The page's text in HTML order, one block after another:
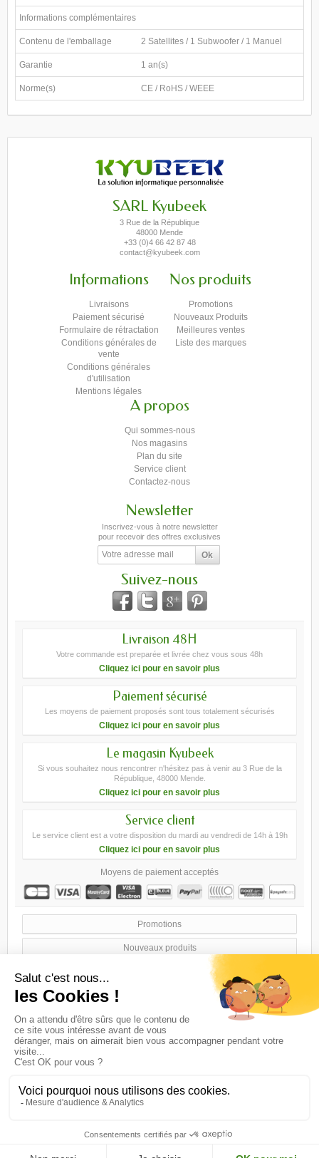
Informations complémentaires
Contenu de l'emballage 2 Satellites / 1 Subwoofer / 1 Manuel
Garantie 1 an(s)
Norme(s) CE / RoHS / WEEE
SARL Kyubeek
3 Rue de la République
48000 Mende
+33 (0)4 66 42 87 48
contact@kyubeek.com
Informations
Livraisons
Paiement sécurisé
Formulaire de rétractation
Conditions générales de
vente
Conditions générales
d'utilisation
Mentions légales
Nos produits
Promotions
Nouveaux Produits
Meilleures ventes
Liste des marques
A propos
Qui sommes-nous
Nos magasins
Plan du site
Service client
Contactez-nous
Newsletter
Inscrivez-vous à notre newsletter
pour recevoir des offres exclusives
Suivez-nous
Livraison 48H
Votre commande est preparée et livrée chez vous sous 48h
Cliquez ici pour en savoir plus
Paiement sécurisé
Les moyens de paiement proposés sont tous totalement sécurisés
Cliquez ici pour en savoir plus
Le magasin Kyubeek
Si vous souhaitez nous rencontrer n'hésitez pas à venir au 3 Rue de la
République, 48000 Mende.
Cliquez ici pour en savoir plus
Service client
Le service client est a votre disposition du mardi au vendredi de 14h à 19h
Cliquez ici pour en savoir plus
Moyens de paiement acceptés
Promotions
Nouveaux produits
Contactez-nous
Conditions générales de ventes
sitemap